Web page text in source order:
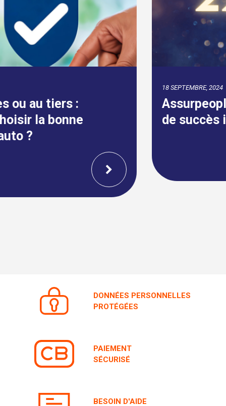
Assurpeople.com célèbre 22 ans
de succès ininterrompu !
PROTÉGÉES
SÉCURISÉ
CONTACTEZ-NOUS